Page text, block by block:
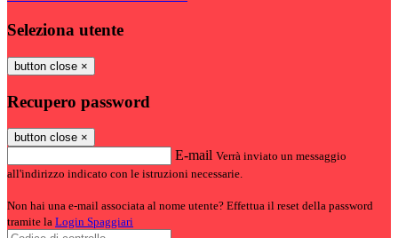
Seleziona utente
button close ×
Recupero password
button close ×
E-mail Verrà inviato un messaggio
all'indirizzo indicato con le istruzioni necessarie.
Non hai una e-mail associata al nome utente? Effettua il reset della password
tramite la Login Spaggiari